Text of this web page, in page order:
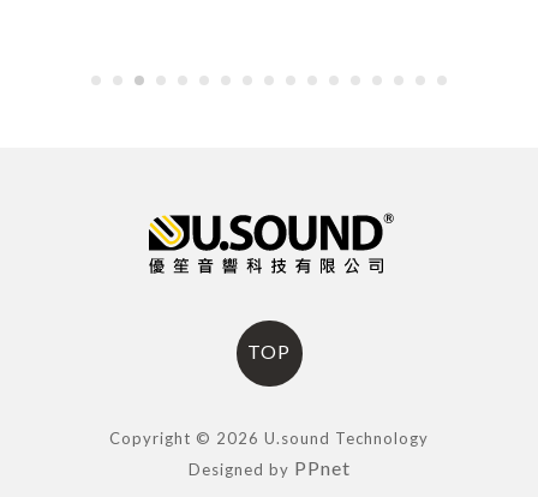
TOP
Copyright © 2026 U.sound Technology
Designed by PPnet